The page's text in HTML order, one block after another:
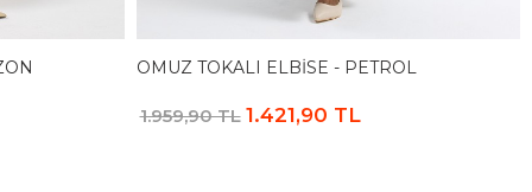
OMUZ TOKALI ELBISE - PETROL
1.959,90 TL 1.421,90 TL